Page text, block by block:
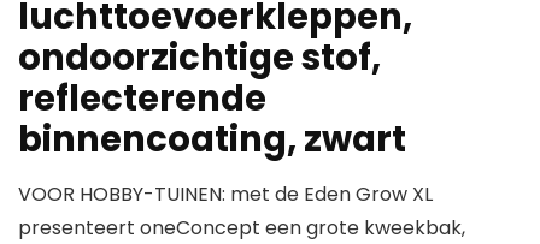
luchttoevoerkleppen,
ondoorzichtige stof,
reflecterende
binnencoating, zwart
VOOR HOBBY-TUINEN: met de Eden Grow XL
presenteert oneConcept een grote kweekbak,